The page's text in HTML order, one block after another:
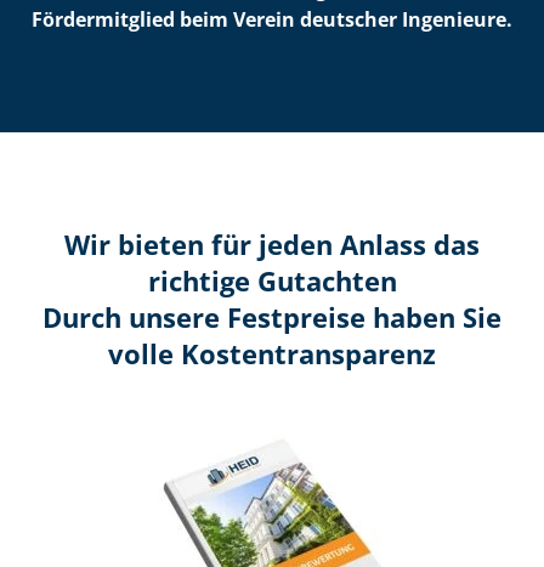
Fördermitglied beim Verein deutscher Ingenieure.
Wir bieten für jeden Anlass das
richtige Gutachten
Durch unsere Festpreise haben Sie
volle Kosten­transparenz